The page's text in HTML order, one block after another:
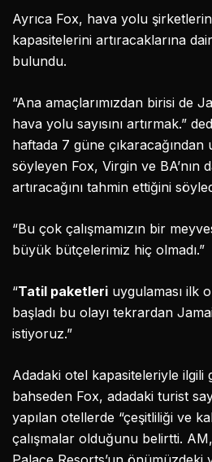
Ayrıca Fox, hava yolu
kapasitelerini artıracaklarına
bulundu.
“Ana amaçlarımızdan birisi de
hava yolu sayısını artırmak.”
haftada 7 güne
söyleyen Fox, Virgin ve BA’nın
artıracağını tahmin ettiğini
“Bu çok çalışmamızın bir
büyük bütçelerimiz hiç olmadı.”
“Tatil paketleri uygulaması ilk
başladı bu olayı tekrardan
istiyoruz.”
Adadaki otel kapasiteleriyle ilgili
bahseden Fox, adadaki turist
yapılan otellerde “çeşitliliği ve
çalışmalar olduğunu belirtti.